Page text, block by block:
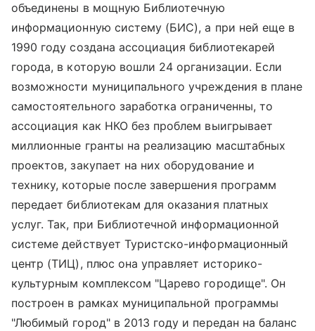
объединены в мощную Библиотечную
информационную систему (БИС), а при ней еще в
1990 году создана ассоциация библиотекарей
города, в которую вошли 24 организации. Если
возможности муниципального учреждения в плане
самостоятельного заработка ограниченны, то
ассоциация как НКО без проблем выигрывает
миллионные гранты на реализацию масштабных
проектов, закупает на них оборудование и
технику, которые после завершения программ
передает библиотекам для оказания платных
услуг. Так, при Библиотечной информационной
системе действует Туристско-информационный
центр (ТИЦ), плюс она управляет историко-
культурным комплексом "Царево городище". Он
построен в рамках муниципальной программы
"Любимый город" в 2013 году и передан на баланс